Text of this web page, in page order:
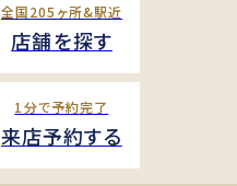
全国205ヶ所&駅近
店舗を探す
1分で予約完了
来店予約する